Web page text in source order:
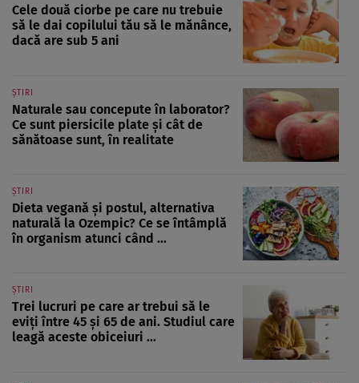
Cele două ciorbe pe care nu trebuie
să le dai copilului tău să le mănânce,
dacă are sub 5 ani
ȘTIRI
Naturale sau concepute în laborator?
Ce sunt piersicile plate și cât de
sănătoase sunt, în realitate
ȘTIRI
Dieta vegană și postul, alternativa
naturală la Ozempic? Ce se întâmplă
în organism atunci când ...
ȘTIRI
Trei lucruri pe care ar trebui să le
eviți între 45 și 65 de ani. Studiul care
leagă aceste obiceiuri ...